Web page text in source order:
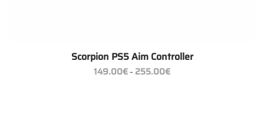
Scorpion PS5 Aim Controller
149.00€– 255.00€Preisspanne:
149.00€